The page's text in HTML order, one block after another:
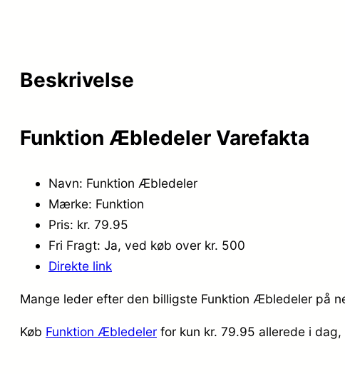
Beskrivelse
Funktion Æbledeler Varefakta
Navn: Funktion Æbledeler
Mærke: Funktion
Pris: kr. 79.95
Fri Fragt: Ja, ved køb over kr. 500
Direkte link
Mange leder efter den billigste Funktion Æbledeler på
Køb Funktion Æbledeler for kun kr. 79.95 allerede i